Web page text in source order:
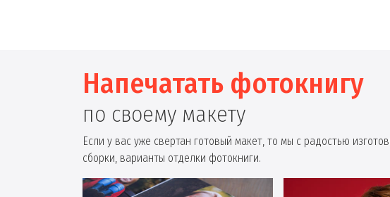
Напечатать фотокнигу
по своему макету
Если у вас уже свертан готовый макет, то мы с радостью
сборки, варианты отделки фотокниги.